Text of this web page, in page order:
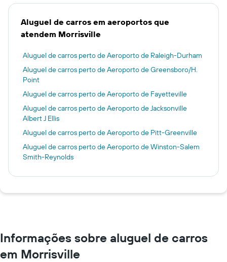
Aluguel de carros em aeroportos que
atendem Morrisville
Aluguel de carros perto de Aeroporto de Raleigh-Durham
Aluguel de carros perto de Aeroporto de Greensboro/H.
Point
Aluguel de carros perto de Aeroporto de Fayetteville
Aluguel de carros perto de Aeroporto de Jacksonville
Albert J Ellis
Aluguel de carros perto de Aeroporto de Pitt-Greenville
Aluguel de carros perto de Aeroporto de Winston-Salem
Smith-Reynolds
Informações sobre aluguel de carros
em Morrisville